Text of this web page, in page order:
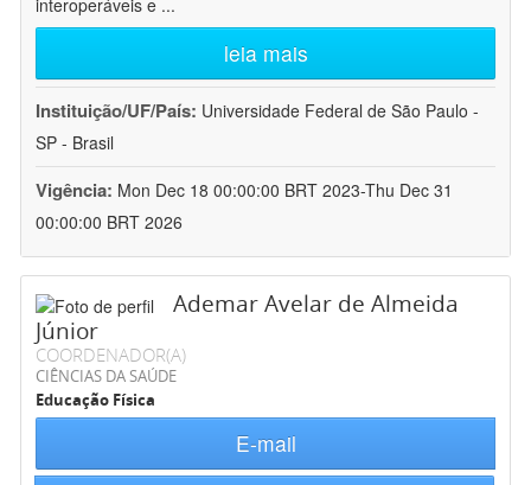
interoperáveis e ...
leia mais
Instituição/UF/País: Universidade Federal de São Paulo -
SP - Brasil
Vigência: Mon Dec 18 00:00:00 BRT 2023-Thu Dec 31
00:00:00 BRT 2026
Ademar Avelar de Almeida
Júnior
COORDENADOR(A)
CIÊNCIAS DA SAÚDE
Educação Física
E-mail